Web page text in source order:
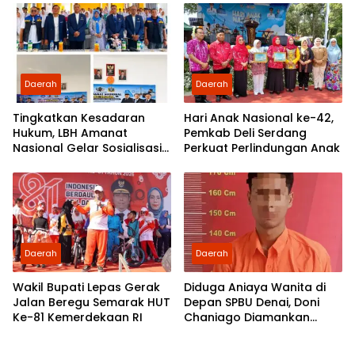
Pengabdian kepada
Rakyat
Daerah
Tingkatkan Kesadaran
Hukum, LBH Amanat
Nasional Gelar Sosialisasi
Morawa
Daerah
Hari Anak Nasional ke-42,
Pemkab Deli Serdang
Perkuat Perlindungan Anak
Daerah
Wakil Bupati Lepas Gerak
Jalan Beregu Semarak HUT
Ke-81 Kemerdekaan RI
Daerah
Diduga Aniaya Wanita di
Depan SPBU Denai, Doni
Chaniago Diamankan